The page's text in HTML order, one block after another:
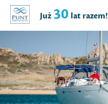
Już30 lat razem!